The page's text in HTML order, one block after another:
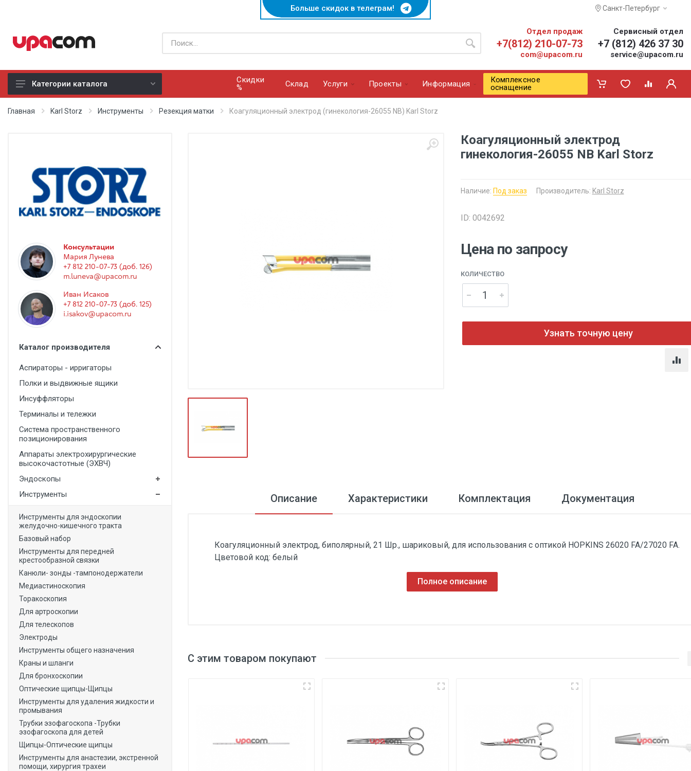
Больше скидок в телеграм! Санкт-Петербург
Отдел продаж
+7(812) 210-07-73
com@upacom.ru
Сервисный отдел
+7 (812) 426 37 30
service@upacom.ru
Б/У оборудование
Реанимация
Неонатология
Хирургия
Эндоскопия
Функциональная диагностика
Урология
Дезинфекция и стерилизация
Расходные материалы
Оториноларингология
Вспомогательное оборудование
Ветеринария
Стоматологическое оборудование
Лабораторное оборудование
Прачечное оборудование
Медицинские мониторы
Ортопедические товары
Косметология
Категории каталога
Скидки
%
Cклад Услуги Проекты Информация
Комплексное
оснащение
Главная Karl Storz Инструменты Резекция матки Коагуляционный электрод (гинекология-26055 NB) Karl Storz
Консультации
Мария Лунева
+7 812 210-07-73 (доб. 126)
m.luneva@upacom.ru
Иван Исаков
+7 812 210-07-73 (доб. 125)
i.isakov@upacom.ru
Каталог производителя
Аспираторы - ирригаторы
Полки и выдвижные ящики
Инсуффляторы
Терминалы и тележки
Система пространственного
позиционирования
Аппараты электрохирургические
высокочастотные (ЭХВЧ)
Эндоскопы
Инструменты
Инструменты для эндоскопии
желудочно-кишечного тракта
Базовый набор
Инструменты для передней
крестообразной связки
Канюли- зонды -тампонодержатели
Медиастиноскопия
Торакоскопия
Для артроскопии
Для телескопов
Электроды
Инструменты общего назначения
Краны и шланги
Для бронхоскопии
Оптические щипцы-Щипцы
Инструменты для удаления жидкости и
промывания
Трубки эзофагоскопа -Трубки
эзофагоскопа для детей
Щипцы-Оптические щипцы
Инструменты для анастезии, экстренной
помощи, хирургия трахеи
Коагуляционный электрод
гинекология-26055 NB Karl Storz
Наличие: Под заказ Производитель: Karl Storz
ID: 0042692
Цена по запросу
КОЛИЧЕСТВО
Узнать точную цену
Описание Характеристики Комплектация Документация
Коагуляционный электрод, биполярный, 21 Шр., шариковый, для использования с оптикой HOPKINS 26020 FA/27020 FA.
Цветовой код: белый
Полное описание
С этим товаром покупают